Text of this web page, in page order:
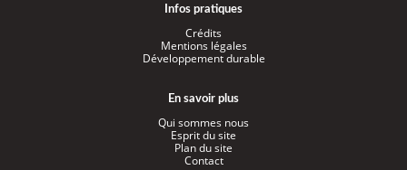
Infos pratiques
Crédits
Mentions légales
Développement durable
En savoir plus
Qui sommes nous
Esprit du site
Plan du site
Contact